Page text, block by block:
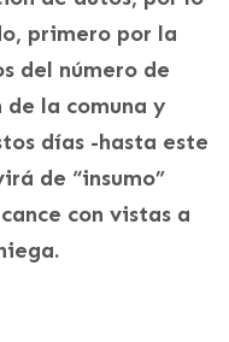
primero por la
del número de
la comuna y
días -hasta este
de “insumo”
con vistas a